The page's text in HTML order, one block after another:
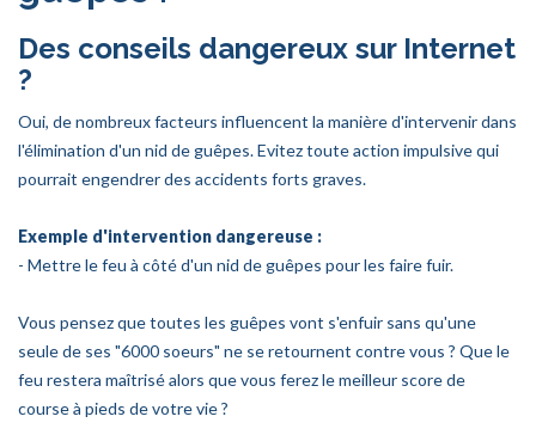
Des conseils dangereux sur Internet
?
Oui, de nombreux facteurs influencent la manière d'intervenir dans
l'élimination d'un nid de guêpes. Evitez toute action impulsive qui
pourrait engendrer des accidents forts graves.
Exemple d'intervention dangereuse :
- Mettre le feu à côté d'un nid de guêpes pour les faire fuir.
Vous pensez que toutes les guêpes vont s'enfuir sans qu'une
seule de ses "6000 soeurs" ne se retournent contre vous ? Que le
feu restera maîtrisé alors que vous ferez le meilleur score de
course à pieds de votre vie ?